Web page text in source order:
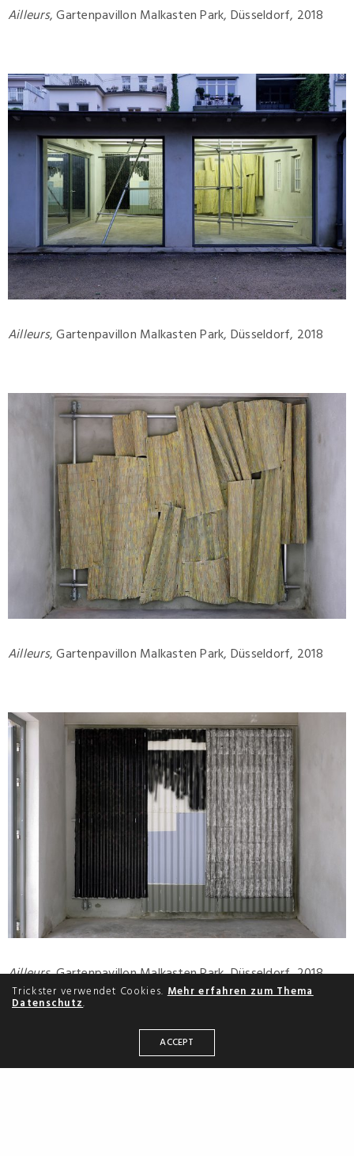
Ailleurs, Gartenpavillon Malkasten Park, Düsseldorf, 2018
Ailleurs, Gartenpavillon Malkasten Park, Düsseldorf, 2018
Ailleurs, Gartenpavillon Malkasten Park, Düsseldorf, 2018
Ailleurs, Gartenpavillon Malkasten Park, Düsseldorf, 2018
Trickster verwendet Cookies.Mehr erfahren zum Thema
Datenschutz.
ACCEPT